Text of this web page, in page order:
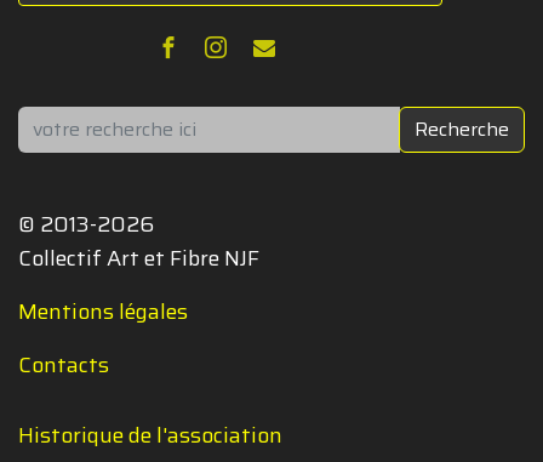
Rechercher Recherche
© 2013-2026
Collectif Art et Fibre NJF
Mentions légales
Contacts
Historique de l'association